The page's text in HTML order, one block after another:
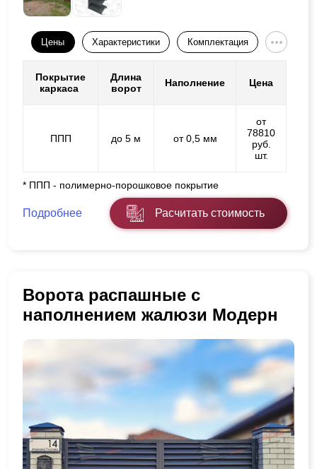
Цены Характеристики Комплектация
Покрытие
каркаса
Длина
ворот
Наполнение Цена
ППП до 5 м от 0,5 мм
от
78810
руб.
шт.
* ППП - полимерно-порошковое покрытие
Подробнее Расчитать стоимость
Ворота распашные с
наполнением жалюзи Модерн